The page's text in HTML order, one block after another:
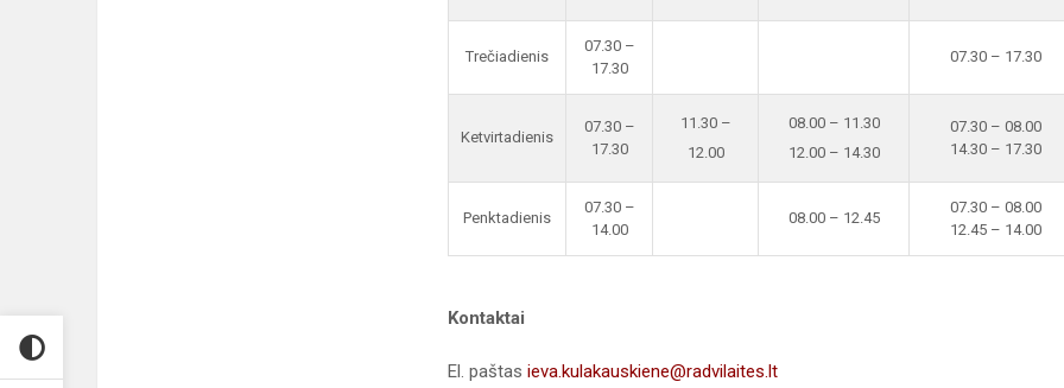
Trečiadienis
07.30 –
17.30
07.30 – 17.30
Ketvirtadienis
07.30 –
17.30
11.30 –
12.00
08.00 – 11.30
12.00 – 14.30
07.30 – 08.00
14.30 – 17.30
Penktadienis
07.30 –
14.00
08.00 – 12.45
07.30 – 08.00
12.45 – 14.00
Kontaktai
El. paštas ieva.kulakauskiene@radvilaites.lt